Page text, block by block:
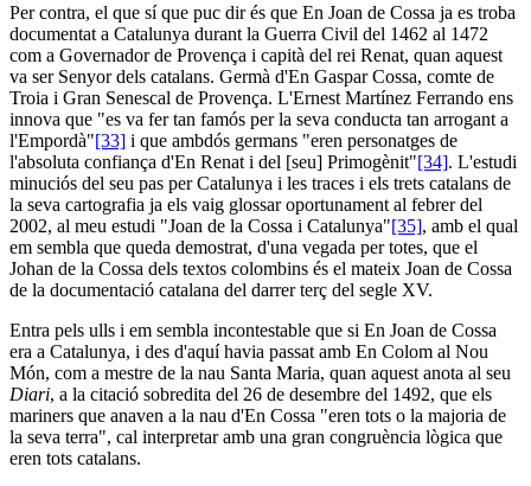
Per contra, el que sí que puc dir és que En Joan de Cossa ja es troba
documentat a Catalunya durant la Guerra Civil del 1462 al 1472
com a Governador de Provença i capità del rei Renat, quan aquest
va ser Senyor dels catalans. Germà d'En Gaspar Cossa, comte de
Troia i Gran Senescal de Provença. L'Ernest Martínez Ferrando ens
innova que "es va fer tan famós per la seva conducta tan arrogant a
l'Empordà"[33] i que ambdós germans "eren personatges de
l'absoluta confiança d'En Renat i del [seu] Primogènit"[34]. L'estudi
minuciós del seu pas per Catalunya i les traces i els trets catalans de
la seva cartografia ja els vaig glossar oportunament al febrer del
2002, al meu estudi "Joan de la Cossa i Catalunya"[35], amb el qual
em sembla que queda demostrat, d'una vegada per totes, que el
Johan de la Cossa dels textos colombins és el mateix Joan de Cossa
de la documentació catalana del darrer terç del segle XV.
Entra pels ulls i em sembla incontestable que si En Joan de Cossa
era a Catalunya, i des d'aquí havia passat amb En Colom al Nou
Món, com a mestre de la nau Santa Maria, quan aquest anota al seu
Diari, a la citació sobredita del 26 de desembre del 1492, que els
mariners que anaven a la nau d'En Cossa "eren tots o la majoria de
la seva terra", cal interpretar amb una gran congruència lògica que
eren tots catalans.